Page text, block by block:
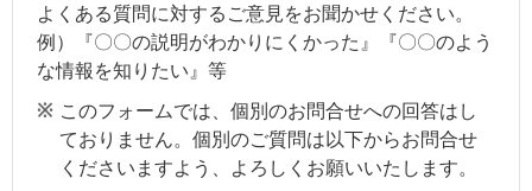
よくある質問に対するご意見をお聞かせください。
例）『〇〇の説明がわかりにくかった』『〇〇のよう
な情報を知りたい』等
このフォームでは、個別のお問合せへの回答はし
ておりません。個別のご質問は以下からお問合せ
くださいますよう、よろしくお願いいたします。